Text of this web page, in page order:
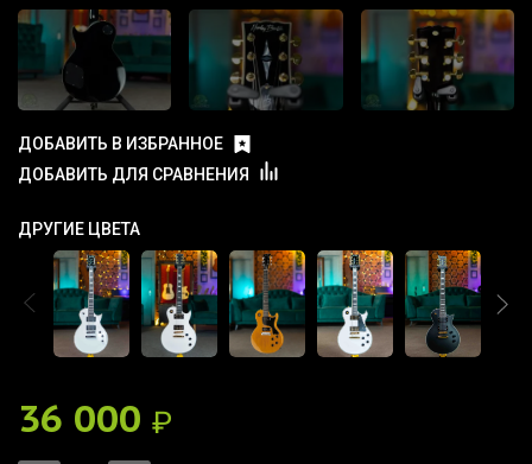
ДОБАВИТЬ В ИЗБРАННОЕ
ДОБАВИТЬ ДЛЯ СРАВНЕНИЯ
ДРУГИЕ ЦВЕТА
36 000 ₽